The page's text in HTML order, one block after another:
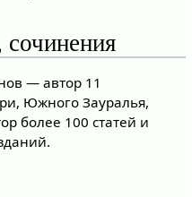
— автор 11
Южного Зауралья,
более 100 статей и